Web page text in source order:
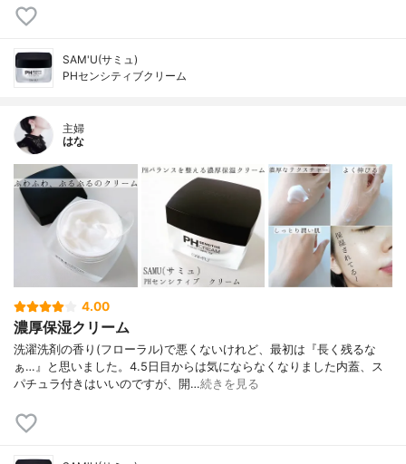
SAM'U(サミュ)
PHセンシティブクリーム
主婦
はな
4.00
濃厚保湿クリーム
洗濯洗剤の香り(フローラル)で悪くないけれど、最初は『長く残るな
ぁ…』と思いました。4.5日目からは気にならなくなりました内蓋、ス
パチュラ付きはいいのですが、開…続きを見る